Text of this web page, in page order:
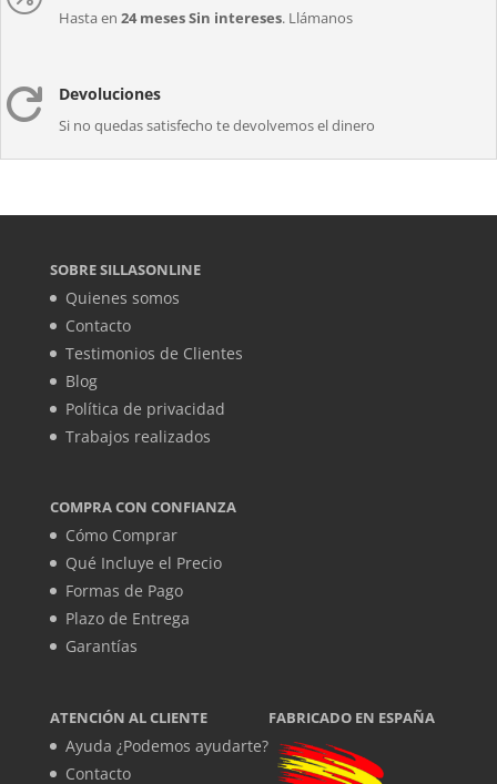
Hasta en 24 meses Sin intereses. Llámanos
 Devoluciones
Si no quedas satisfecho te devolvemos el dinero
SOBRE SILLASONLINE
Quienes somos
Contacto
Testimonios de Clientes
Blog
Política de privacidad
Trabajos realizados
COMPRA CON CONFIANZA
Cómo Comprar
Qué Incluye el Precio
Formas de Pago
Plazo de Entrega
Garantías
ATENCIÓN AL CLIENTE
Ayuda ¿Podemos ayudarte?
Contacto
FABRICADO EN ESPAÑA